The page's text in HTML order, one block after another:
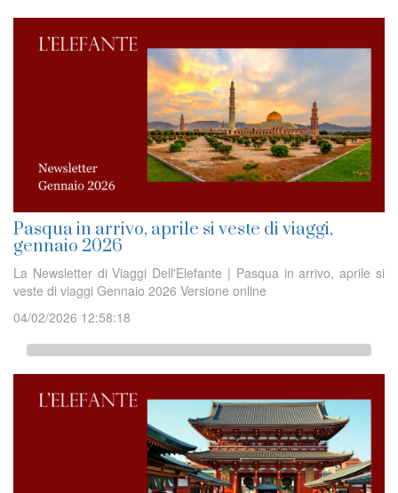
Pasqua in arrivo, aprile si veste di viaggi,
gennaio 2026
La Newsletter di Viaggi Dell'Elefante | Pasqua in arrivo, aprile si
veste di viaggi Gennaio 2026 Versione online
04/02/2026 12:58:18